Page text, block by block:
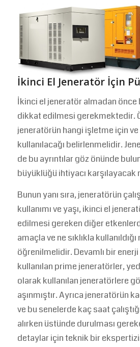
İkinci El Jeneratör İçin
İkinci el jeneratör almadan önce
dikkat edilmesi gerekmektedir.
jeneratörün hangi işletme için
kullanılacağı belirlenmelidir.
de bu ayrıntılar göz önünde
büyüklüğü ihtiyacı karşılayacak
Bunun yanı sıra, jeneratörün
kullanımı ve yaşı, ikinci el
edilmesi gereken diğer
amaçla ve ne sıklıkla
öğrenilmelidir. Devamlı bir
kullanılan prime jeneratörler,
olarak kullanılan jeneratörlere
aşınmıştır. Ayrıca jeneratörün
ve bu senelerde kaç saat
alırken üstünde durulması
detaylar için teknik bir